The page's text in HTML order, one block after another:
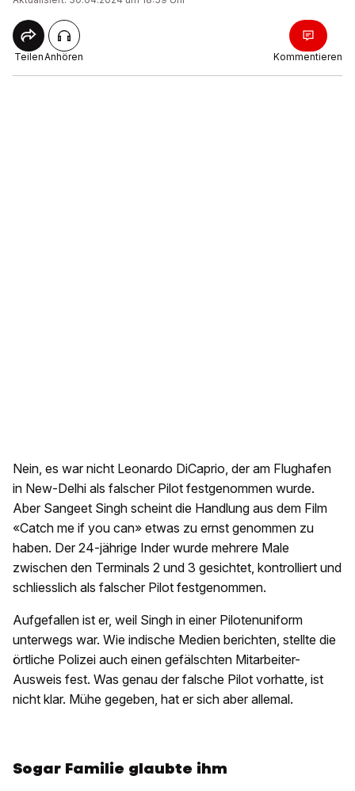
TeilenAnhören Kommentieren
Nein, es war nicht Leonardo DiCaprio, der am Flughafen
in New-Delhi als falscher Pilot festgenommen wurde.
Aber Sangeet Singh scheint die Handlung aus dem Film
«Catch me if you can» etwas zu ernst genommen zu
haben. Der 24-jährige Inder wurde mehrere Male
zwischen den Terminals 2 und 3 gesichtet, kontrolliert und
schliesslich als falscher Pilot festgenommen.
Aufgefallen ist er, weil Singh in einer Pilotenuniform
unterwegs war. Wie indische Medien berichten, stellte die
örtliche Polizei auch einen gefälschten Mitarbeiter-
Ausweis fest. Was genau der falsche Pilot vorhatte, ist
nicht klar. Mühe gegeben, hat er sich aber allemal.
Sogar Familie glaubte ihm